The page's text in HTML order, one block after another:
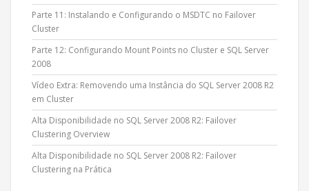
Parte 11: Instalando e Configurando o MSDTC no Failover
Cluster
Parte 12: Configurando Mount Points no Cluster e SQL Server
2008
Vídeo Extra: Removendo uma Instância do SQL Server 2008 R2
em Cluster
Alta Disponibilidade no SQL Server 2008 R2: Failover
Clustering Overview
Alta Disponibilidade no SQL Server 2008 R2: Failover
Clustering na Prática